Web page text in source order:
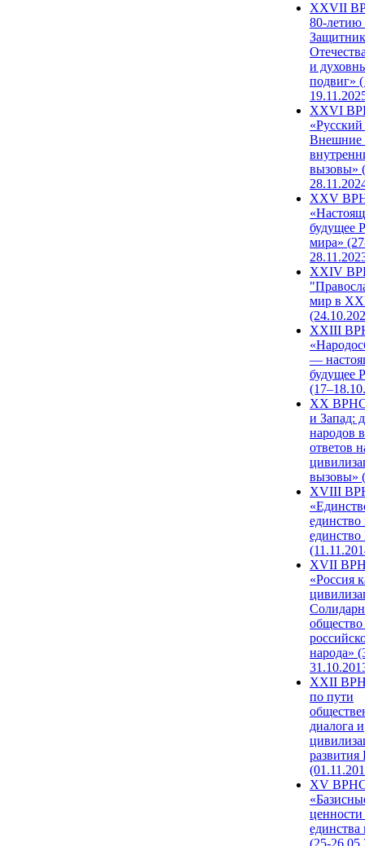
ХХVII
80-
и
подвиг»
XXVI
Внешние
вызовы»
XXV
будущее
мира»
XXIV
мир в
XXIII
—
будущее
XX ВРНС
и Запад:
народов
ответов
вызовы»
XVIII
единство
единство
XVII
«Россия
народа»
XXII
по пути
диалога и
развития
XV
единства
(25-